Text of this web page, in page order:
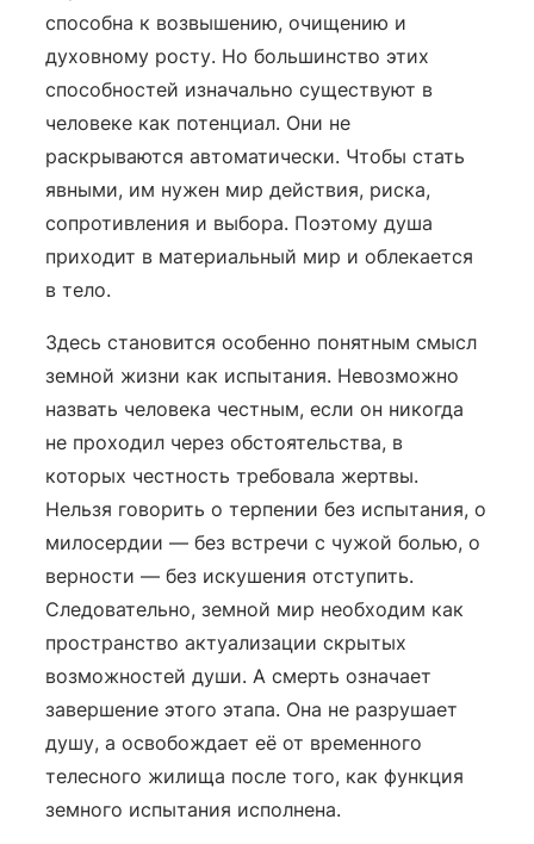
способна к возвышению, очищению и
духовному росту. Но большинство этих
способностей изначально существуют в
человеке как потенциал. Они не
раскрываются автоматически. Чтобы стать
явными, им нужен мир действия, риска,
сопротивления и выбора. Поэтому душа
приходит в материальный мир и облекается
в тело.
Здесь становится особенно понятным смысл
земной жизни как испытания. Невозможно
назвать человека честным, если он никогда
не проходил через обстоятельства, в
которых честность требовала жертвы.
Нельзя говорить о терпении без испытания, о
милосердии — без встречи с чужой болью, о
верности — без искушения отступить.
Следовательно, земной мир необходим как
пространство актуализации скрытых
возможностей души. А смерть означает
завершение этого этапа. Она не разрушает
душу, а освобождает её от временного
телесного жилища после того, как функция
земного испытания исполнена.